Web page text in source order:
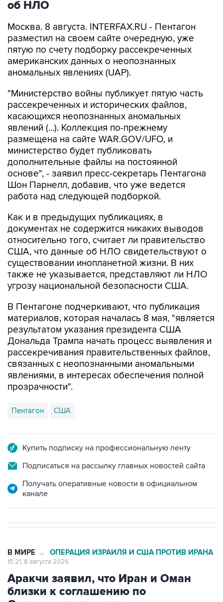
Москва. 8 августа. INTERFAX.RU - Пентагон
пятую по счету подборку рассекреченных
американских данных о неопознанных
аномальных явлениях (UAP).
"Министерство войны публикует пятую часть
касающихся неопознанных аномальных
явлений (...). Коллекция по-прежнему
размещена на сайте WAR.GOV/UFO, и
министерство будет публиковать
дополнительные файлы на постоянной
основе", - заявил пресс-секретарь Пентагона
Шон Парнелл, добавив, что уже ведется
работа над следующей подборкой.
Как и в предыдущих публикациях, в
относительно того, считает ли правительство
США, что данные об НЛО свидетельствуют о
существовании инопланетной жизни. В них
также не указывается, представляют ли НЛО
угрозу национальной безопасности США.
В Пентагоне подчеркивают, что публикация
результатом указания президента США
Дональда Трампа начать процесс выявления и
рассекречивания правительственных файлов,
связанных с неопознанными аномальными
явлениями, в интересах обеспечения полной
прозрачности".
Пентагон США
Подписаться на рассылку главных новостей сайта
Получать оперативные новости в официальном
Аракчи заявил, что Иран и Оман
близки к соглашению по
Ормузскому проливу